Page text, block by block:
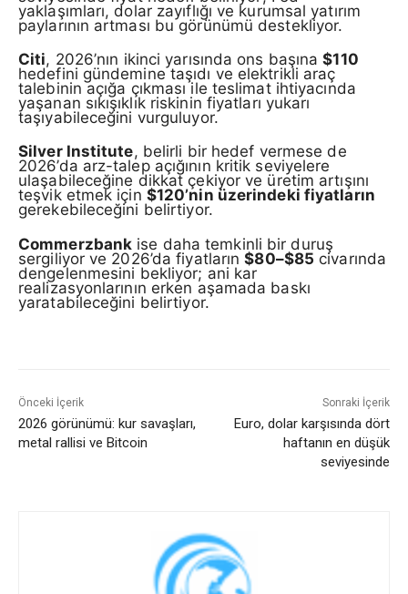
yaklaşımları, dolar zayıflığı ve kurumsal yatırım
paylarının artması bu görünümü destekliyor.
Citi, 2026’nın ikinci yarısında ons başına$110
hedefini gündemine taşıdı ve elektrikli araç
talebinin açığa çıkması ile teslimat ihtiyacında
yaşanan sıkışıklık riskinin fiyatları yukarı
taşıyabileceğini vurguluyor.
Silver Institute, belirli bir hedef vermese de
2026’da arz-talep açığının kritik seviyelere
ulaşabileceğine dikkat çekiyor ve üretim artışını
teşvik etmek için $120’nin üzerindeki fiyatların
gerekebileceğini belirtiyor.
Commerzbank ise daha temkinli bir duruş
sergiliyor ve 2026’da fiyatların$80–$85 civarında
dengelenmesini bekliyor; ani kar
realizasyonlarının erken aşamada baskı
yaratabileceğini belirtiyor.
Önceki İçerik
2026 görünümü: kur savaşları,
metal rallisi ve Bitcoin
Sonraki İçerik
Euro, dolar karşısında dört
haftanın en düşük
seviyesinde